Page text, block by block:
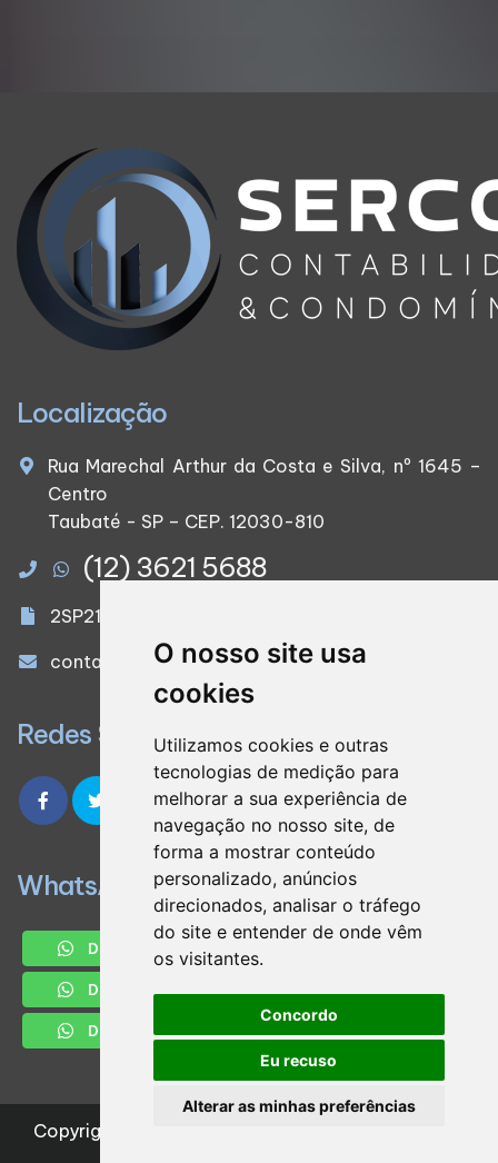
O nosso site usa
cookies
Utilizamos cookies e outras
tecnologias de medição para
melhorar a sua experiência de
navegação no nosso site, de
forma a mostrar conteúdo
personalizado, anúncios
direcionados, analisar o tráfego
do site e entender de onde vêm
os visitantes.
Concordo
Eu recuso
Alterar as minhas preferências
Localização
Rua Marechal Arthur da Costa e Silva, nº 1645 –
Centro
Taubaté - SP – CEP. 12030-810
(12) 3621 5688
2SP21827/O-0
contato@serconcontabilidade.com.br
Redes Sociais
WhatsApp
DEP. FISCAL
DEP. PESSOAL
DEP. CONDOMINIOS
Copyright